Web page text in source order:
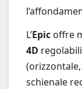
L’Epic offre
4D
schienale